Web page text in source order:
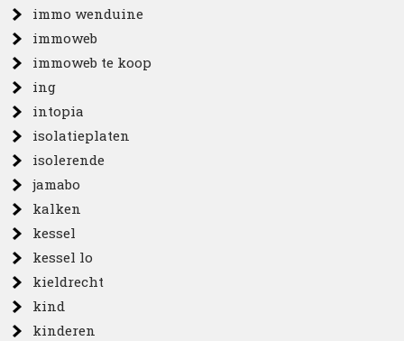
immo wenduine
immoweb
immoweb te koop
ing
intopia
isolatieplaten
isolerende
jamabo
kalken
kessel
kessel lo
kieldrecht
kind
kinderen